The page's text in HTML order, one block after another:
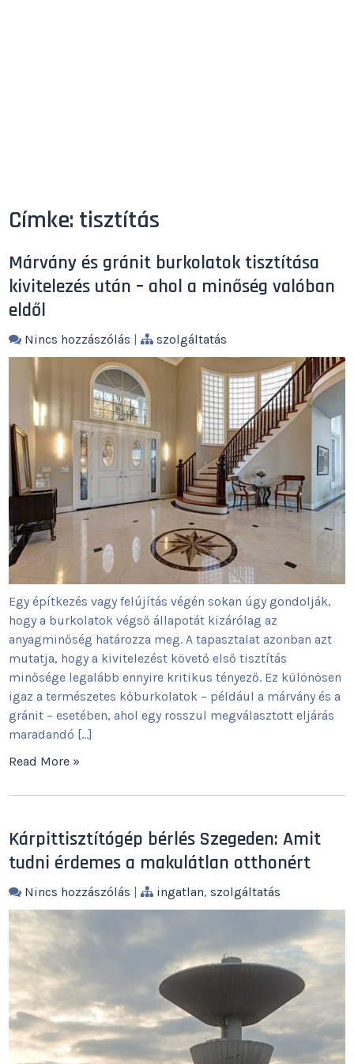
Címke: tisztítás
Márvány és gránit burkolatok tisztítása
kivitelezés után – ahol a minőség valóban
eldől
Nincs hozzászólás | szolgáltatás
Egy építkezés vagy felújítás végén sokan úgy gondolják,
hogy a burkolatok végső állapotát kizárólag az
anyagminőség határozza meg. A tapasztalat azonban azt
mutatja, hogy a kivitelezést követő első tisztítás
minősége legalább ennyire kritikus tényező. Ez különösen
igaz a természetes kőburkolatok – például a márvány és a
gránit – esetében, ahol egy rosszul megválasztott eljárás
maradandó […]
Read More »
Kárpittisztítógép bérlés Szegeden: Amit
tudni érdemes a makulátlan otthonért
Nincs hozzászólás | ingatlan,szolgáltatás